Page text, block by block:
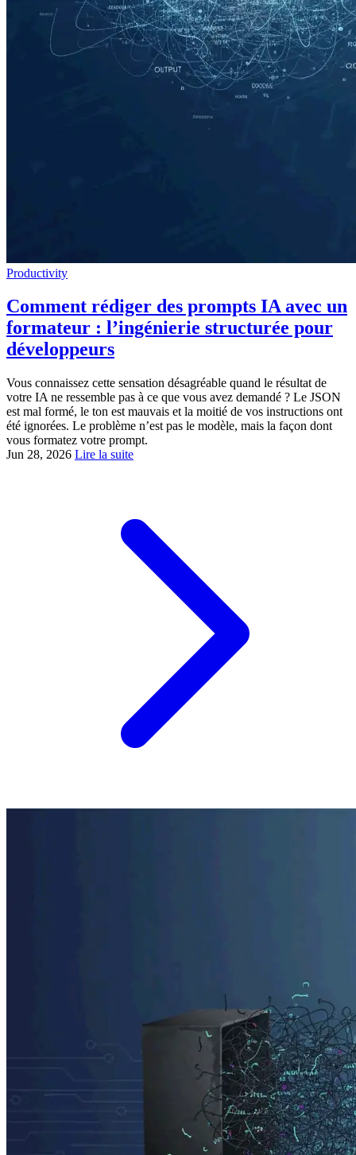
Productivity
Comment rédiger des prompts IA avec un
formateur : l’ingénierie structurée pour
développeurs
Vous connaissez cette sensation désagréable quand le résultat de
votre IA ne ressemble pas à ce que vous avez demandé ? Le JSON
est mal formé, le ton est mauvais et la moitié de vos instructions ont
été ignorées. Le problème n’est pas le modèle, mais la façon dont
vous formatez votre prompt.
Jun 28, 2026 Lire la suite